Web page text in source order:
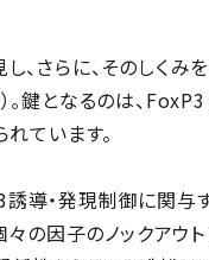
さらに、そのしくみ
鍵となるのは、FoxP3
ています。
誘導・発現制御に関与
の因子のノックアウト